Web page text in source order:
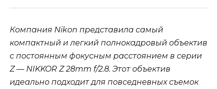
Компания Nikon представила самый
компактный и легкий полнокадровый объектив
с постоянным фокусным расстоянием в серии
Z — NIKKOR Z 28mm f/2.8. Этот объектив
идеально подходит для повседневных съемок